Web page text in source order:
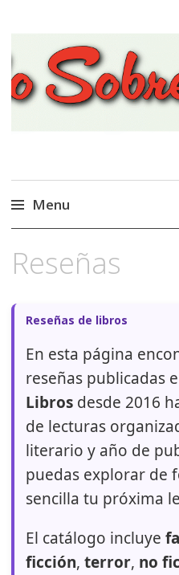
Viajando
Menu
al
Reseñas
Reseñas de libros
En esta página
reseñas publicadas
Librosdesde 2016
de lecturas
literario y año de
puedas explorar de
sencilla tu próxima
El catálogo incluye
ficción, terror, no